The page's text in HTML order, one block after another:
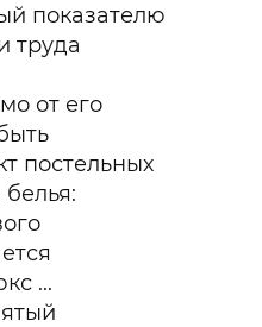
показателю
труда
от его
постельных
...